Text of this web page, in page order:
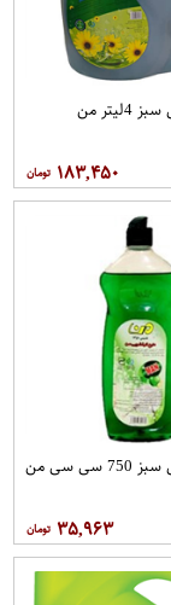
من
۱۸۳,۴۵۰
سی من
۳۵,۹۶۳